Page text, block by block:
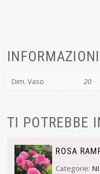
Dim. Vaso 20
TI POTREBBE
ROSA
Categorie: